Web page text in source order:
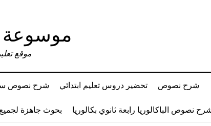
موقع
شرح نصوص تحضير دروس تعليم ابتدائي شرح نصوص
نصوص الباكالوريا رابعة ثانوي بكالوريا بحوث جاهزة